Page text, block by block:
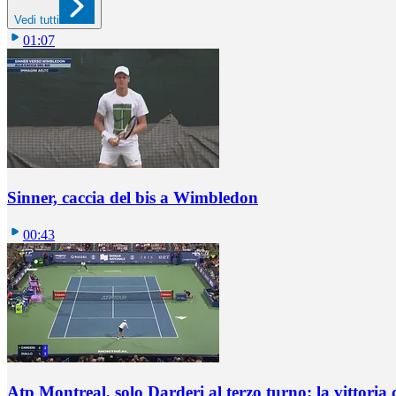
Vedi tutti
01:07
Sinner, caccia del bis a Wimbledon
00:43
Atp Montreal, solo Darderi al terzo turno: la vittoria